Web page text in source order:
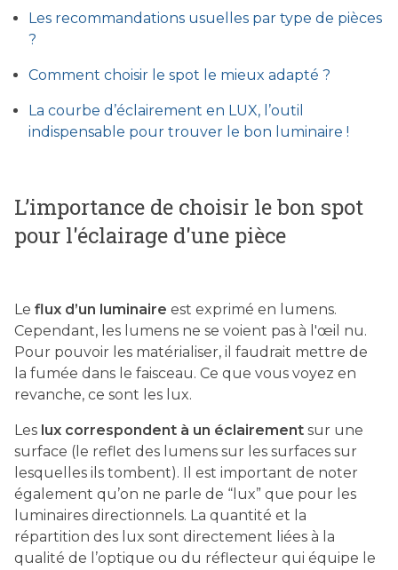
Les recommandations usuelles par type de pièces
?
Comment choisir le spot le mieux adapté ?
La courbe d’éclairement en LUX, l’outil
indispensable pour trouver le bon luminaire !
L’importance de choisir le bon spot
pour l'éclairage d'une pièce
Le flux d’un luminaire est exprimé en lumens.
Cependant, les lumens ne se voient pas à l'œil nu.
Pour pouvoir les matérialiser, il faudrait mettre de
la fumée dans le faisceau. Ce que vous voyez en
revanche, ce sont les lux.
Les lux correspondent à un éclairement sur une
surface (le reflet des lumens sur les surfaces sur
lesquelles ils tombent). Il est important de noter
également qu’on ne parle de “lux” que pour les
luminaires directionnels. La quantité et la
répartition des lux sont directement liées à la
qualité de l’optique ou du réflecteur qui équipe le